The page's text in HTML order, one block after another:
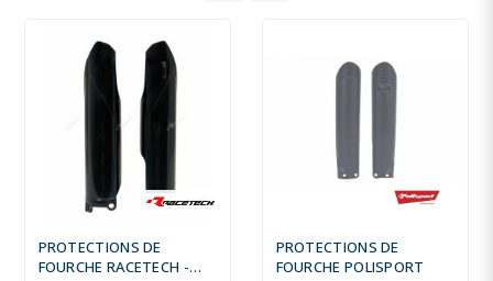
PROTECTIONS DE
FOURCHE RACETECH -
PROTECTIONS DE
FOURCHE POLISPORT